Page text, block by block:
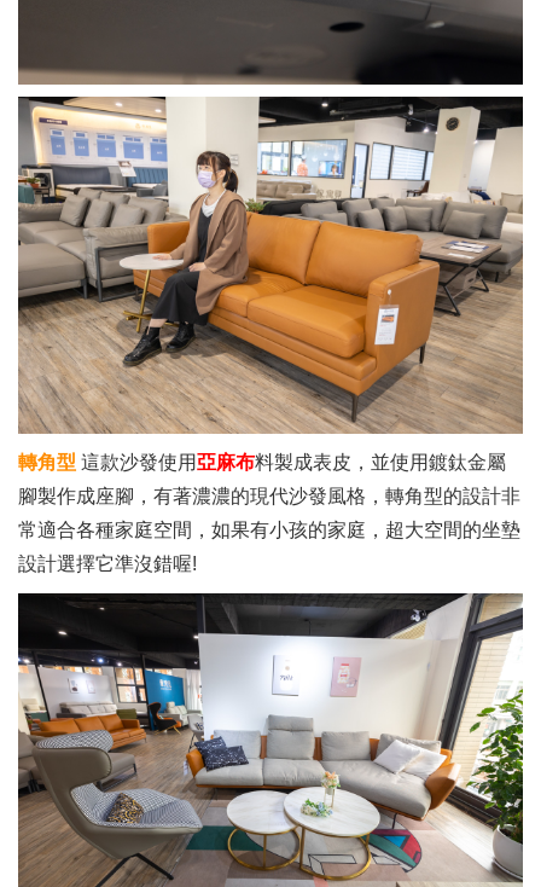
轉角型 這款沙發使用亞麻布料製成表皮，並使用鍍鈦金屬
腳製作成座腳，有著濃濃的現代沙發風格，轉角型的設計非
常適合各種家庭空間，如果有小孩的家庭，超大空間的坐墊
設計選擇它準沒錯喔!